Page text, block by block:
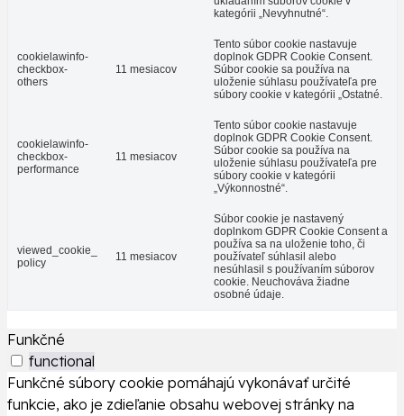
kategórii „Nevyhnutné“.
cookielawinfo-
checkbox-
others
11 mesiacov
Tento súbor cookie nastavuje
doplnok GDPR Cookie Consent.
Súbor cookie sa používa na
uloženie súhlasu používateľa pre
súbory cookie v kategórii „Ostatné.
cookielawinfo-
checkbox-
performance
11 mesiacov
Tento súbor cookie nastavuje
doplnok GDPR Cookie Consent.
Súbor cookie sa používa na
uloženie súhlasu používateľa pre
súbory cookie v kategórii
„Výkonnostné“.
viewed_cookie_
policy
11 mesiacov
Súbor cookie je nastavený
doplnkom GDPR Cookie Consent a
používa sa na uloženie toho, či
používateľ súhlasil alebo
nesúhlasil s používaním súborov
cookie. Neuchováva žiadne
osobné údaje.
Funkčné
functional
Funkčné súbory cookie pomáhajú vykonávať určité
funkcie, ako je zdieľanie obsahu webovej stránky na